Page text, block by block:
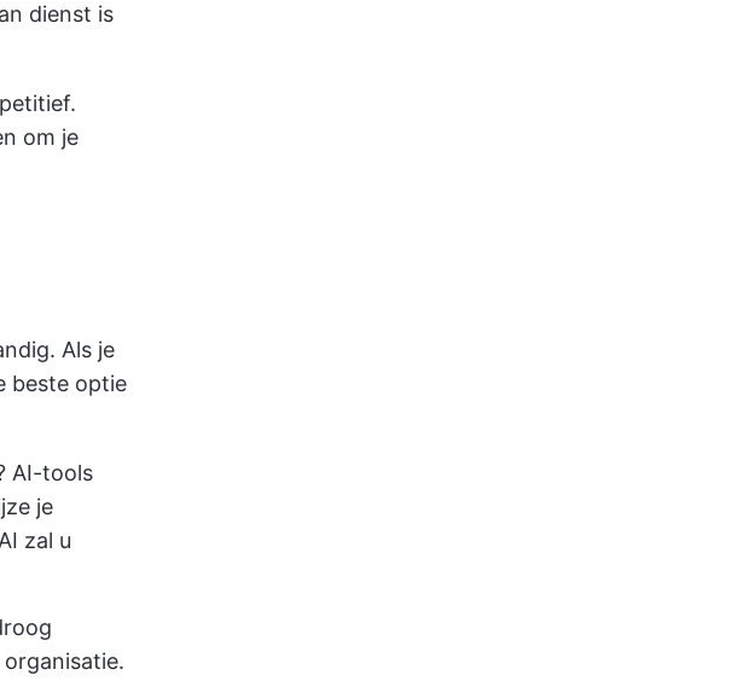
dienst is
om je
Als je
beste optie
AI-tools
je
zal u